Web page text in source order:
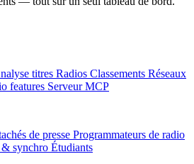
titres Radios Classements Réseaux
features Serveur MCP
de presse Programmateurs de radio
synchro Étudiants